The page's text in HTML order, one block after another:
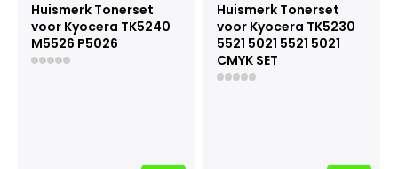
Huismerk Tonerset
voor Kyocera TK5240
M5526 P5026
Huismerk Tonerset
voor Kyocera TK5230
5521 5021 5521 5021
CMYK SET